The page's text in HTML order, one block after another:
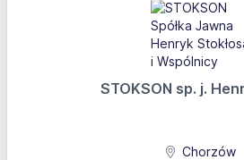
STOKSON sp. j.
Chorzów